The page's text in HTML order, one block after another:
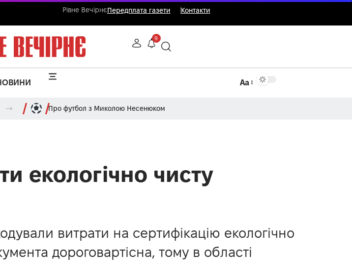
Рівне ВечірнєПередплата газети Контакти
9
Аа
Про футбол з Миколою Несенюком
екологічно чисту
витрати на сертифікацію екологічно
дороговартісна, тому в області